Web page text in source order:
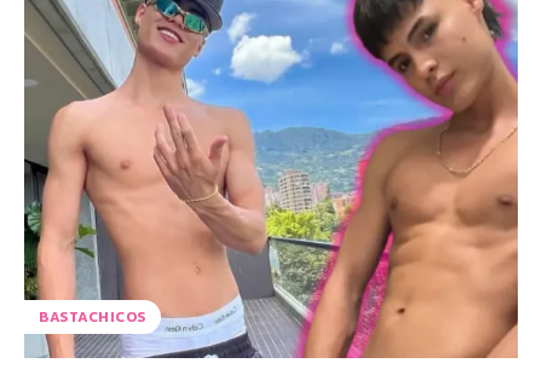
BASTACHICOS